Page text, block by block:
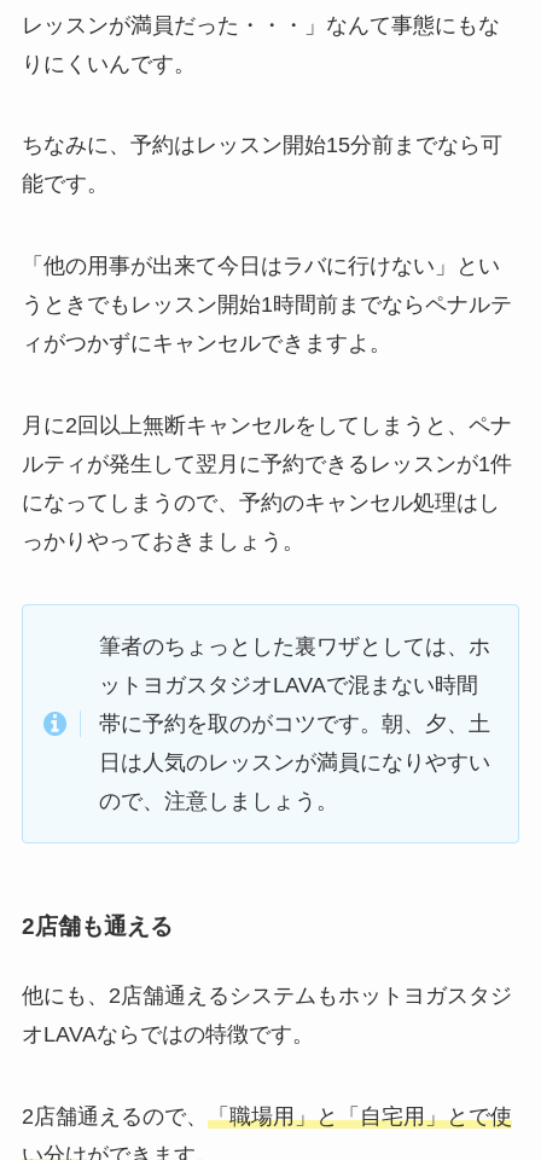
レッスンが満員だった・・・」 なんて事態にもな
りにくいんです。
ちなみに、予約はレッスン開始15分前までなら可
能です。
「他の用事が出来て今日はラバに行けない」
とい
うときでもレッスン開始1時間前までならペナルテ
ィがつかずにキャンセルできますよ。
月に2回以上無断キャンセルをしてしまうと、ペナ
ルティが発生して翌月に予約できるレッスンが1件
になってしまうので、予約のキャンセル処理はし
っかりやっておきましょう。
筆者のちょっとした裏ワザとしては、ホ
ットヨガスタジオLAVAで混まない時間
帯に予約を取のがコツです。朝、夕、土
日は人気のレッスンが満員になりやすい
ので、注意しましょう。
2店舗も通える
他にも、2店舗通えるシステムもホットヨガスタジ
オLAVAならではの特徴です。
2店舗通えるので、 「職場用」と「自宅用」とで使